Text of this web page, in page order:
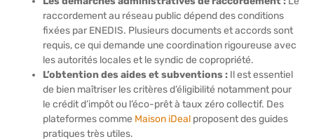
raccordement au réseau public dépend des conditions
fixées par ENEDIS. Plusieurs documents et accords sont
requis, ce qui demande une coordination rigoureuse avec
les autorités locales et le syndic de copropriété.
L’obtention des aides et subventions : Il est essentiel
de bien maîtriser les critères d’éligibilité notamment pour
le crédit d’impôt ou l’éco-prêt à taux zéro collectif. Des
plateformes comme Maison iDeal proposent des guides
pratiques très utiles.